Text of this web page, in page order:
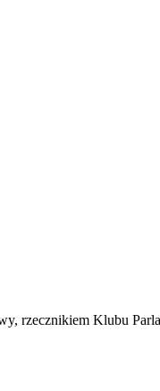
rzecznikiem Klubu